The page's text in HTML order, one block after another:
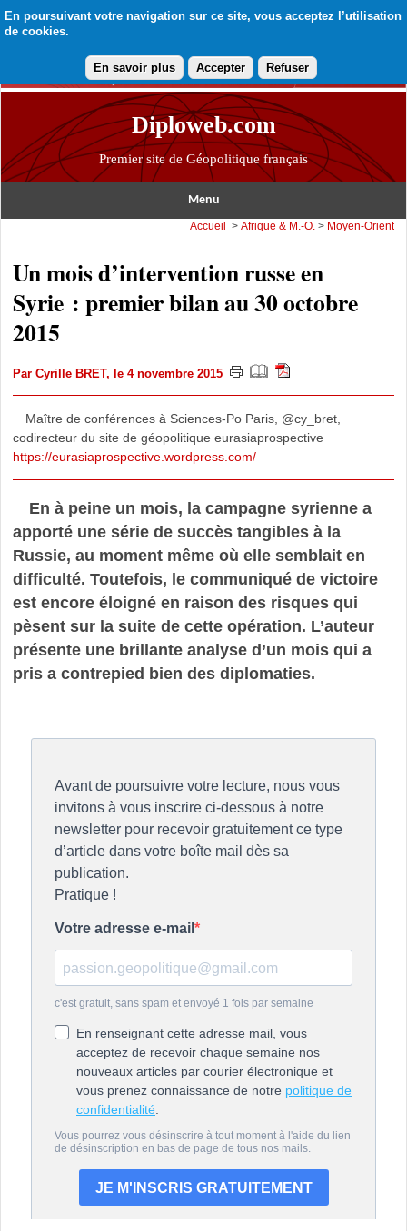
En poursuivant votre navigation sur ce site, vous acceptez l’utilisation
de cookies.
En savoir plus Accepter Refuser
Diploweb.com
Premier site de Géopolitique français
Menu
Accueil >Afrique & M.-O. > Moyen-Orient
Un mois d’intervention russe en
Syrie : premier bilan au 30 octobre
2015
Par Cyrille BRET, le 4 novembre 2015
Maître de conférences à Sciences-Po Paris, @cy_bret,
codirecteur du site de géopolitique eurasiaprospective
https://eurasiaprospective.wordpress.com/
En à peine un mois, la campagne syrienne a
apporté une série de succès tangibles à la
Russie, au moment même où elle semblait en
difficulté. Toutefois, le communiqué de victoire
est encore éloigné en raison des risques qui
pèsent sur la suite de cette opération. L’auteur
présente une brillante analyse d’un mois qui a
pris a contrepied bien des diplomaties.